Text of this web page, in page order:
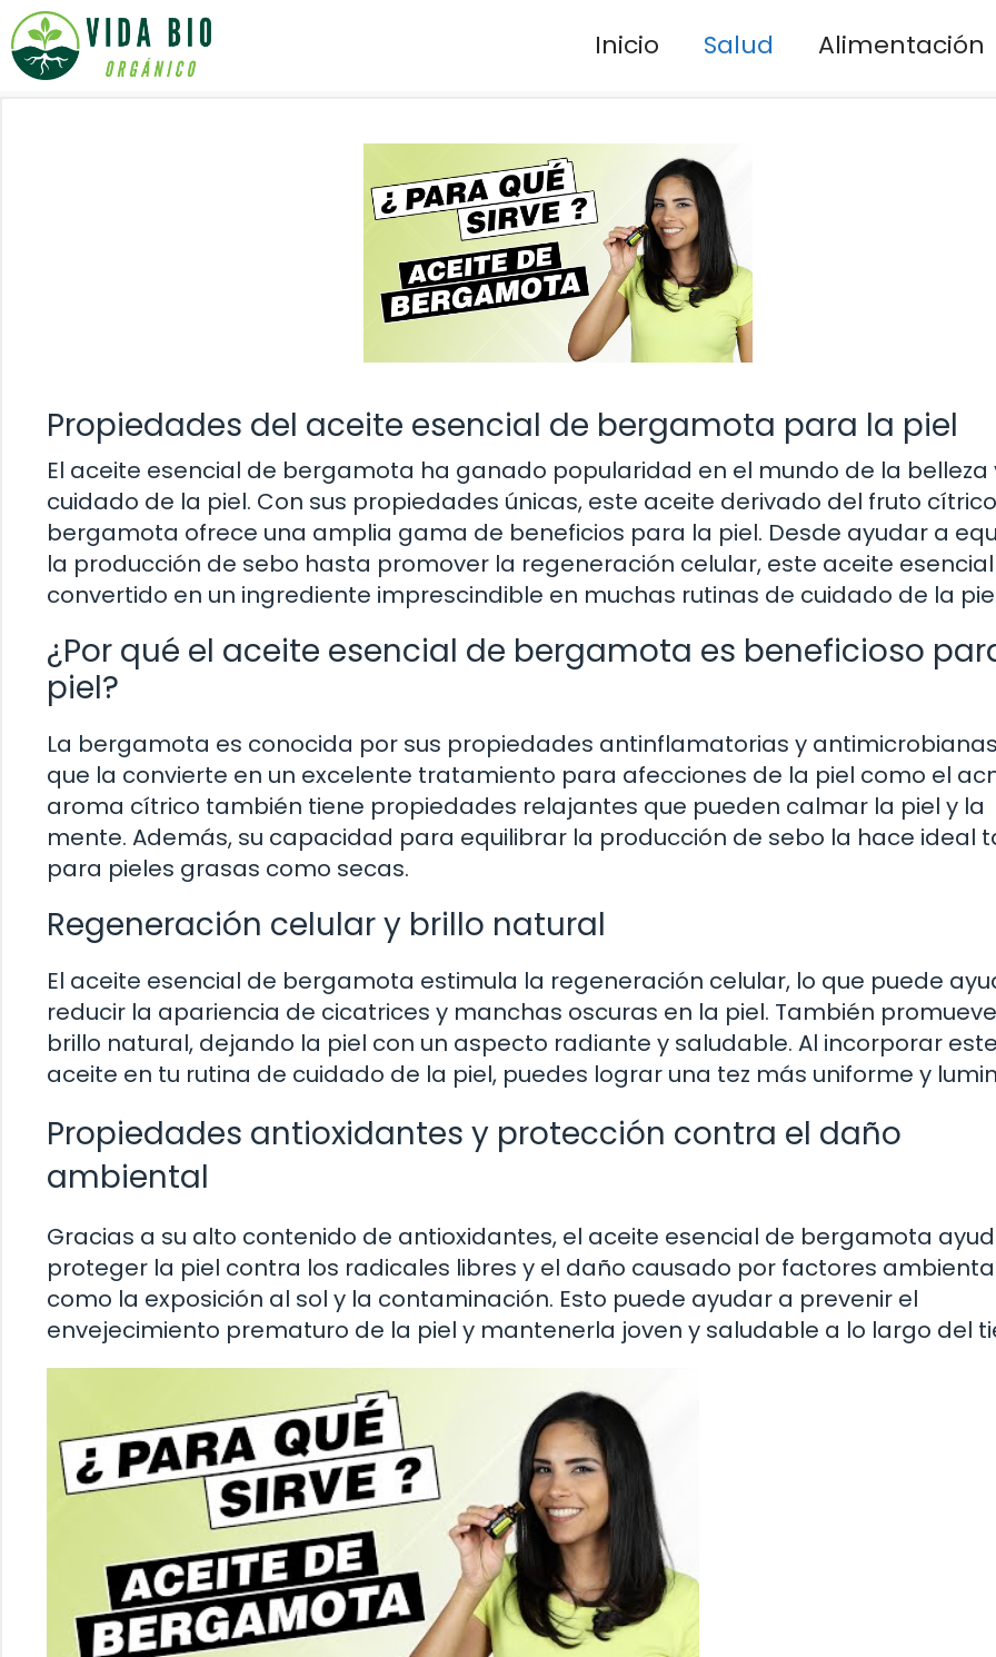
Saltar
al
contenido
Inicio Salud Alimentación
Propiedades del aceite esencial de bergamota para la piel
El aceite esencial de bergamota ha ganado popularidad en el mundo de la belleza
cuidado de la piel. Con sus propiedades únicas, este aceite derivado del fruto
bergamota ofrece una amplia gama de beneficios para la piel. Desde ayudar a
la producción de sebo hasta promover la regeneración celular, este aceite
convertido en un ingrediente imprescindible en muchas rutinas de cuidado de la
¿Por qué el aceite esencial de bergamota es beneficioso
piel?
La bergamota es conocida por sus propiedades antinflamatorias y
que la convierte en un excelente tratamiento para afecciones de la piel como el
aroma cítrico también tiene propiedades relajantes que pueden calmar la piel y la
mente. Además, su capacidad para equilibrar la producción de sebo la hace ideal
para pieles grasas como secas.
Regeneración celular y brillo natural
El aceite esencial de bergamota estimula la regeneración celular, lo que puede
reducir la apariencia de cicatrices y manchas oscuras en la piel. También
brillo natural, dejando la piel con un aspecto radiante y saludable. Al incorporar este
aceite en tu rutina de cuidado de la piel, puedes lograr una tez más uniforme y
Propiedades antioxidantes y protección contra el daño
ambiental
Gracias a su alto contenido de antioxidantes, el aceite esencial de bergamota
proteger la piel contra los radicales libres y el daño causado por factores
como la exposición al sol y la contaminación. Esto puede ayudar a prevenir el
envejecimiento prematuro de la piel y mantenerla joven y saludable a lo largo del